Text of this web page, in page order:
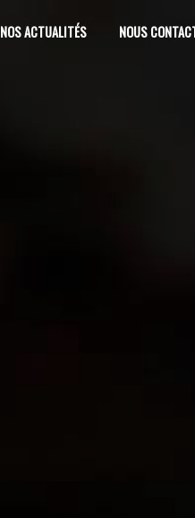
NOS ACTUALITÉS NOUS